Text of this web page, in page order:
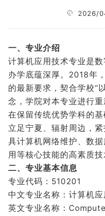
2026/
一、专业介绍
计算机应用技术专业是
办学底蕴深厚。2018年
的最新要求，契合学校“
念，学院对本专业进行
在保留传统优势学科的
立足宁夏、辐射周边，
具计算机网络维护、数
用等核心技能的高素质技
二、专业基本信息
专业代码：510201
中文专业名称：计算机
英文专业名称：